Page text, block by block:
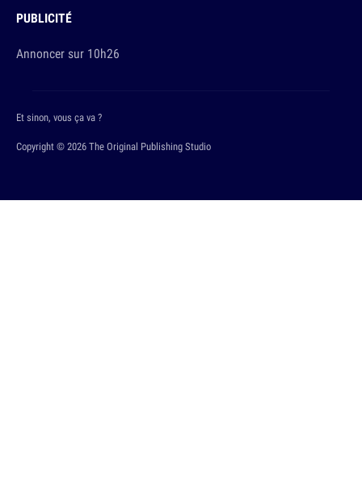
PUBLICITÉ
Annoncer sur 10h26
Copyright © 2026 The Original Publishing Studio
Et sinon, vous ça va ?